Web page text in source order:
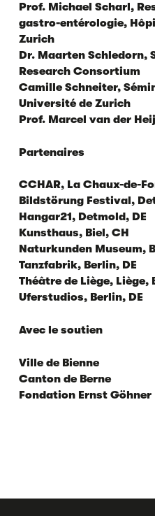
Prof. Michael Scharl,
gastro-entérologie,
Zurich
Dr. Maarten Schledorn,
Research Consortium
Camille Schneiter,
Université de Zurich
Prof. Marcel van der
Partenaires
CCHAR, La Chaux-de-
Bildstörung Festival,
Hangar21, Detmold, DE
Kunsthaus, Biel, CH
Naturkunden Museum,
Tanzfabrik, Berlin, DE
Théâtre de Liège, Liège,
Uferstudios, Berlin, DE
Avec le soutien
Ville de Bienne
Canton de Berne
Fondation Ernst Göhner